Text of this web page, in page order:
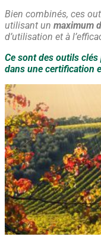
Bien combinés, ces
utilisant un maximum
d’utilisation et à
Ce sont des outils
dans une certification